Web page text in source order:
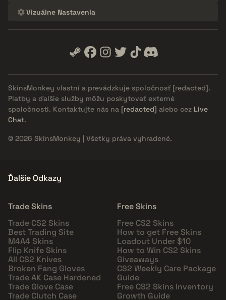
Vizuálne Nastavenia
SkinsMonkey vlastní a prevádzkuje spoločnosť [redacted].
Platby a ďalšie služby môžu poskytovať externé
spoločnosti. Kontaktujte nás na [redacted] alebo cez Live
Chat.
© 2026 SkinsMonkey | Všetky práva vyhradené.
Ďalšie Odkazy
Trade Skins
Trade CS2 Skins
Best Trading Site
M4A4 Skins
Flip Knife Skins
All CS2 Knives
Broken Fang Gloves
Trade AK Case Hardened
Trade Glove Case
Trade Clutch Case
Free Skins
Free CS2 Skins
How to get Free Skins
Loadout Under $10
How to Win CS2 Skins
Giveaways
CS2 Weekly Care Package
Guide
Free CS2 Skins Inventory
Growth Guide